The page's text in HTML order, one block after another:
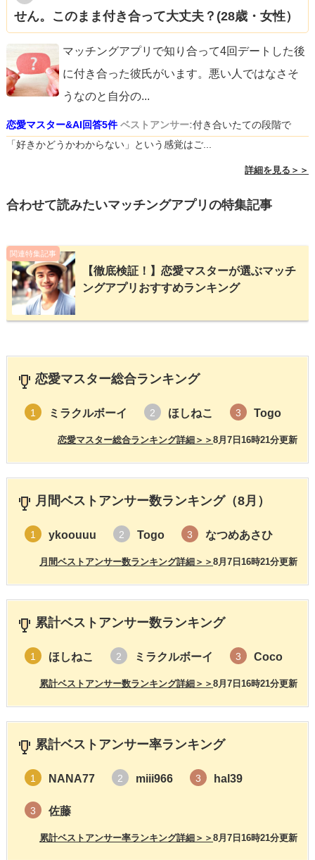
せん。このまま付き合って大丈夫？(28歳・女性）
マッチングアプリで知り合って4回デートした後
に付き合った彼氏がいます。悪い人ではなさそ
うなのと自分の...
恋愛マスター&AI回答5件 ベストアンサー:付き合いたての段階で
「好きかどうかわからない」という感覚はご...
詳細を見る＞＞
合わせて読みたいマッチングアプリの特集記事
関連特集記事
【徹底検証！】恋愛マスターが選ぶマッチ
ングアプリおすすめランキング
恋愛マスター総合ランキング
1 ミラクルボーイ 2 ほしねこ 3 Togo
8月7日16時21分更新
恋愛マスター総合ランキング詳細＞＞
月間ベストアンサー数ランキング（8月）
1 ykoouuu 2 Togo 3 なつめあさひ
8月7日16時21分更新
月間ベストアンサー数ランキング詳細＞＞
累計ベストアンサー数ランキング
1 ほしねこ 2 ミラクルボーイ 3 Coco
8月7日16時21分更新
累計ベストアンサー数ランキング詳細＞＞
累計ベストアンサー率ランキング
1 NANA77 2 miii966 3 hal39
3 佐藤
8月7日16時21分更新
累計ベストアンサー率ランキング詳細＞＞